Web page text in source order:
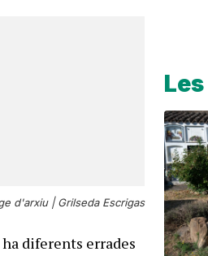
d'arxiu |Grilseda Escrigas
diferents errades